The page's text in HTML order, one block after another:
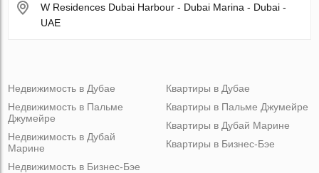
W Residences Dubai Harbour - Dubai Marina - Dubai -
UAE
Недвижимость в Дубае
Недвижимость в Пальме
Джумейре
Недвижимость в Дубай
Марине
Недвижимость в Бизнес-Бэе
Квартиры в Дубае
Квартиры в Пальме Джумейре
Квартиры в Дубай Марине
Квартиры в Бизнес-Бэе